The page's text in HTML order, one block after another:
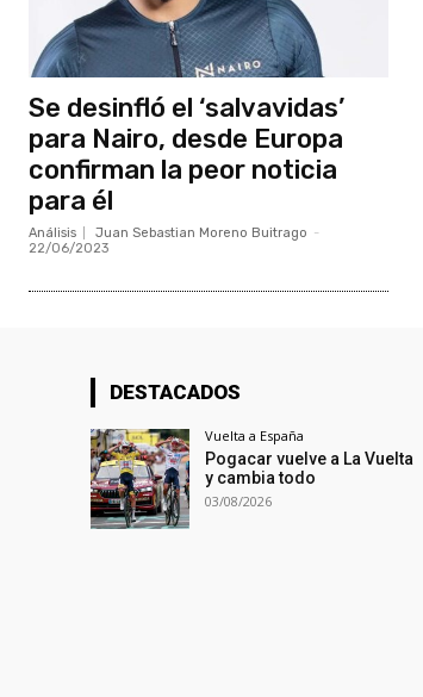
Se desinfló el ‘salvavidas’
para Nairo, desde Europa
confirman la peor noticia
para él
Análisis Juan Sebastian Moreno Buitrago -
22/06/2023
DESTACADOS
Vuelta a España
Pogacar vuelve a La Vuelta
y cambia todo
03/08/2026